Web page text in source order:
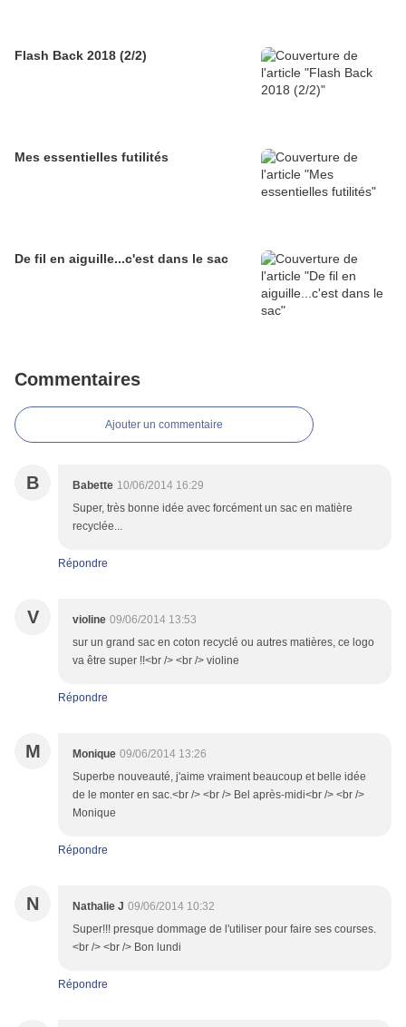
Flash Back 2018 (2/2)
Mes essentielles futilités
De fil en aiguille...c'est dans le sac
Commentaires
Ajouter un commentaire
B Babette 10/06/2014 16:29
Super, très bonne idée avec forcément un sac en matière
recyclée...
Répondre
V violine 09/06/2014 13:53
sur un grand sac en coton recyclé ou autres matières, ce logo
va être super !!<br /> <br /> violine
Répondre
M Monique 09/06/2014 13:26
Superbe nouveauté, j'aime vraiment beaucoup et belle idée
de le monter en sac.<br /> <br /> Bel après-midi<br /> <br />
Monique
Répondre
N Nathalie J 09/06/2014 10:32
Super!!! presque dommage de l'utiliser pour faire ses courses.
<br /> <br /> Bon lundi
Répondre